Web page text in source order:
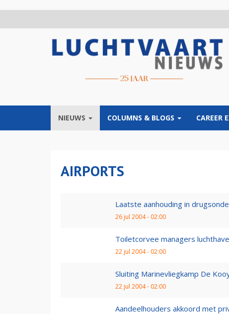
NIEUWS COLUMNS & BLOGS CAREER
AIRPORTS
Laatste aanhouding in
26 jul 2004 - 02:00
Toiletcorvee managers
22 jul 2004 - 02:00
Sluiting Marinevliegkamp De
22 jul 2004 - 02:00
Aandeelhouders akkoord met